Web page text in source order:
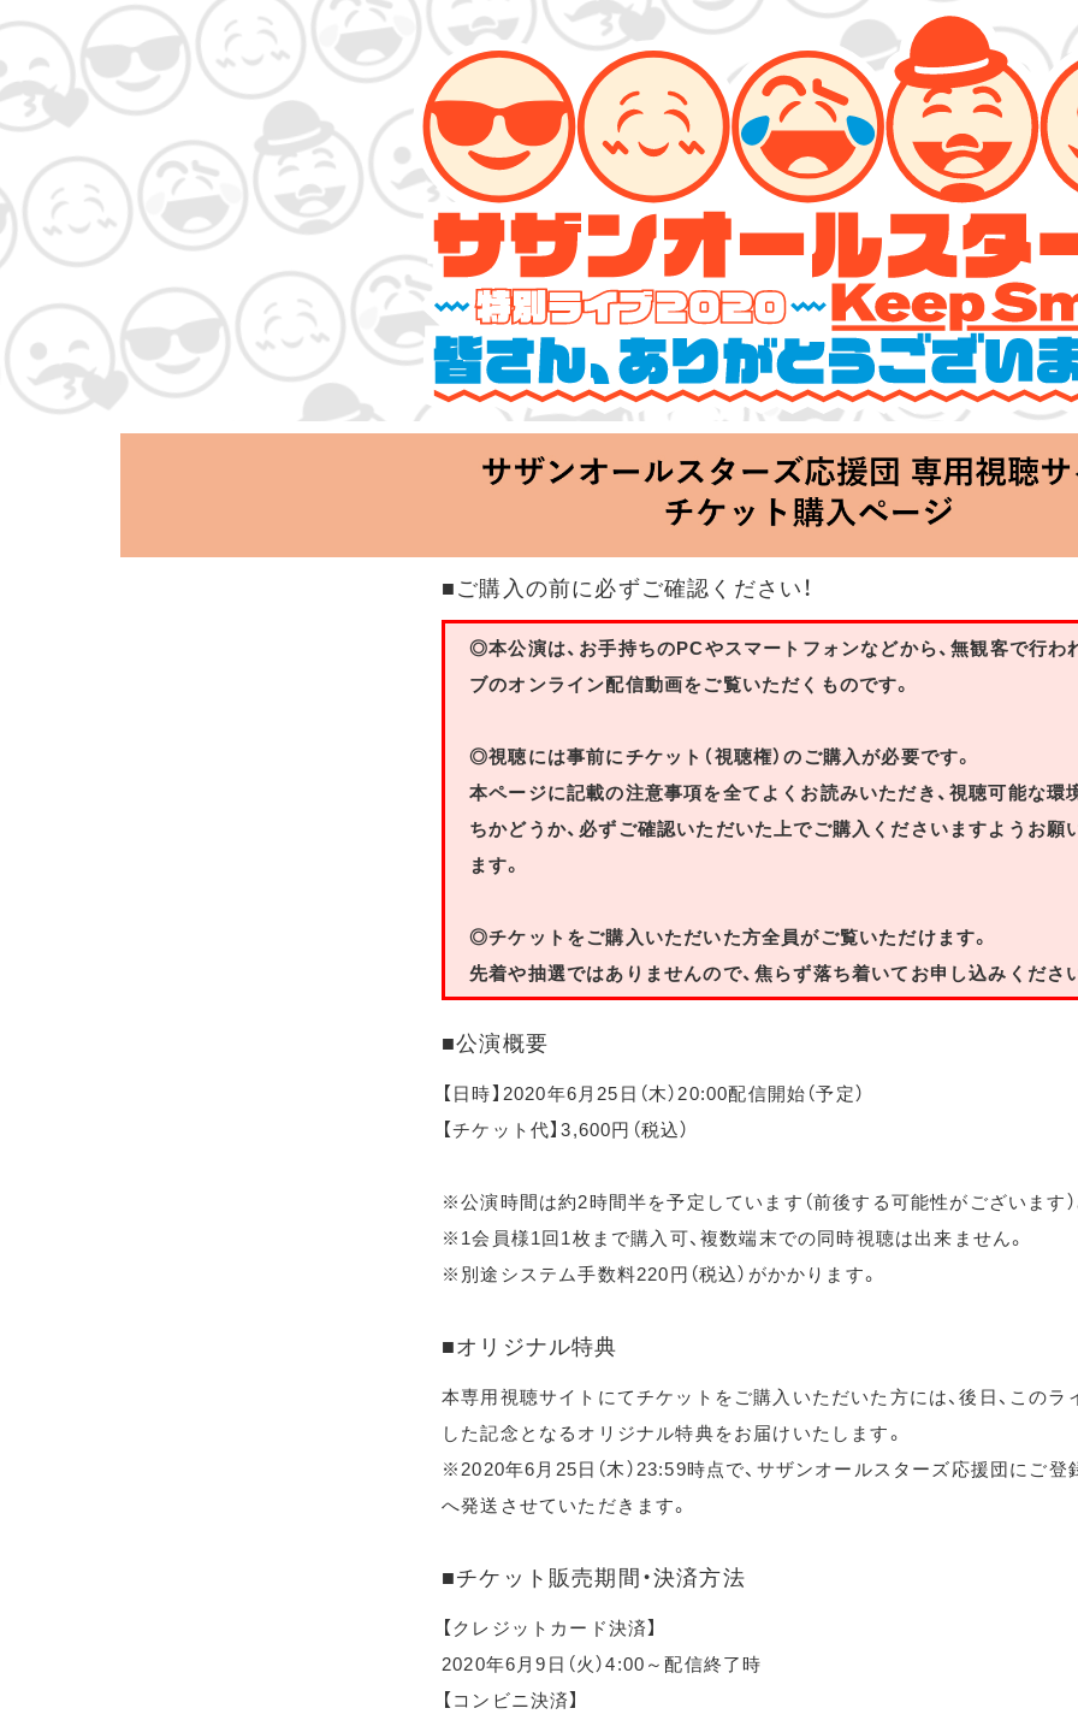
サザンオールスターズ 特別ライブ 2020
「Keep Smilin’～皆さん、ありがとうございます!!～」
2020.06.25 Thu 20:00 Start at 横浜アリーナ
■ご購入の前に必ずご確認ください！
◎本公演は、お手持ちのPCやスマートフォンなどから、無観客で行わ
ブのオンライン配信動画をご覧いただくものです。
◎視聴には事前にチケット（視聴権）のご購入が必要です。
本ページに記載の注意事項を全てよくお読みいただき、視聴可能な環
ちかどうか、必ずご確認いただいた上でご購入くださいますようお願
ます。
◎チケットをご購入いただいた方全員がご覧いただけます。
先着や抽選ではありませんので、焦らず落ち着いてお申し込みくださ
■公演概要
【日時】2020年6月25日（木）20:00配信開始（予定）
【チケット代】3,600円（税込）
※公演時間は約2時間半を予定しています（前後する可能性がございます）
※1会員様1回1枚まで購入可、複数端末での同時視聴は出来ません。
※別途システム手数料220円（税込）がかかります。
■オリジナル特典
本専用視聴サイトにてチケットをご購入いただいた方には、後日、このラ
した記念となるオリジナル特典をお届けいたします。
※2020年6月25日（木）23:59時点で、サザンオールスターズ応援団にご登
へ発送させていただきます。
■チケット販売期間・決済方法
【クレジットカード決済】
2020年6月9日（火）4:00～配信終了時
【コンビニ決済】